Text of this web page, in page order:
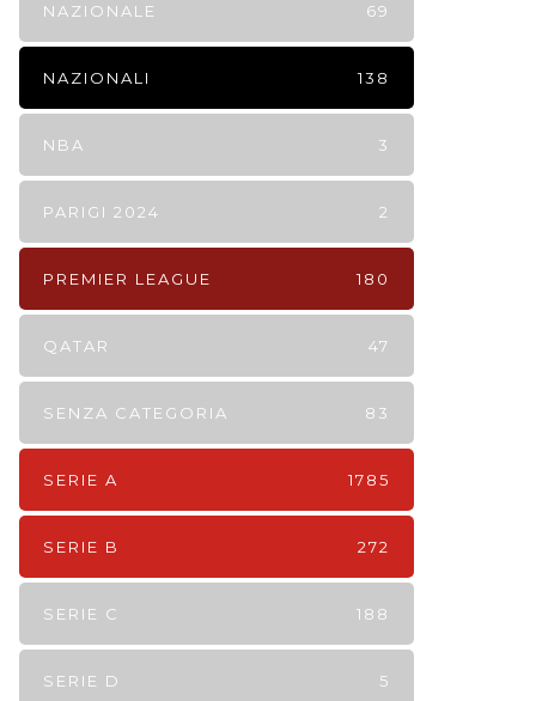
NAZIONALE 69
NAZIONALI 138
NBA 3
PARIGI 2024 2
PREMIER LEAGUE 180
QATAR 47
SENZA CATEGORIA 83
SERIE A 1785
SERIE B 272
SERIE C 188
SERIE D 5